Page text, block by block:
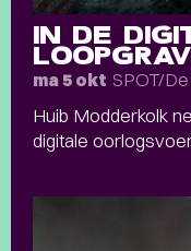
IN DE
ma 5 okt SPOT/
Huib Modderkolk
digitale